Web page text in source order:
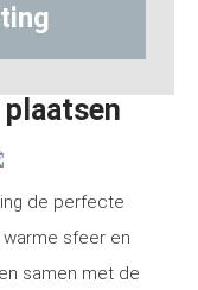
de perfecte
sfeer en
samen met de